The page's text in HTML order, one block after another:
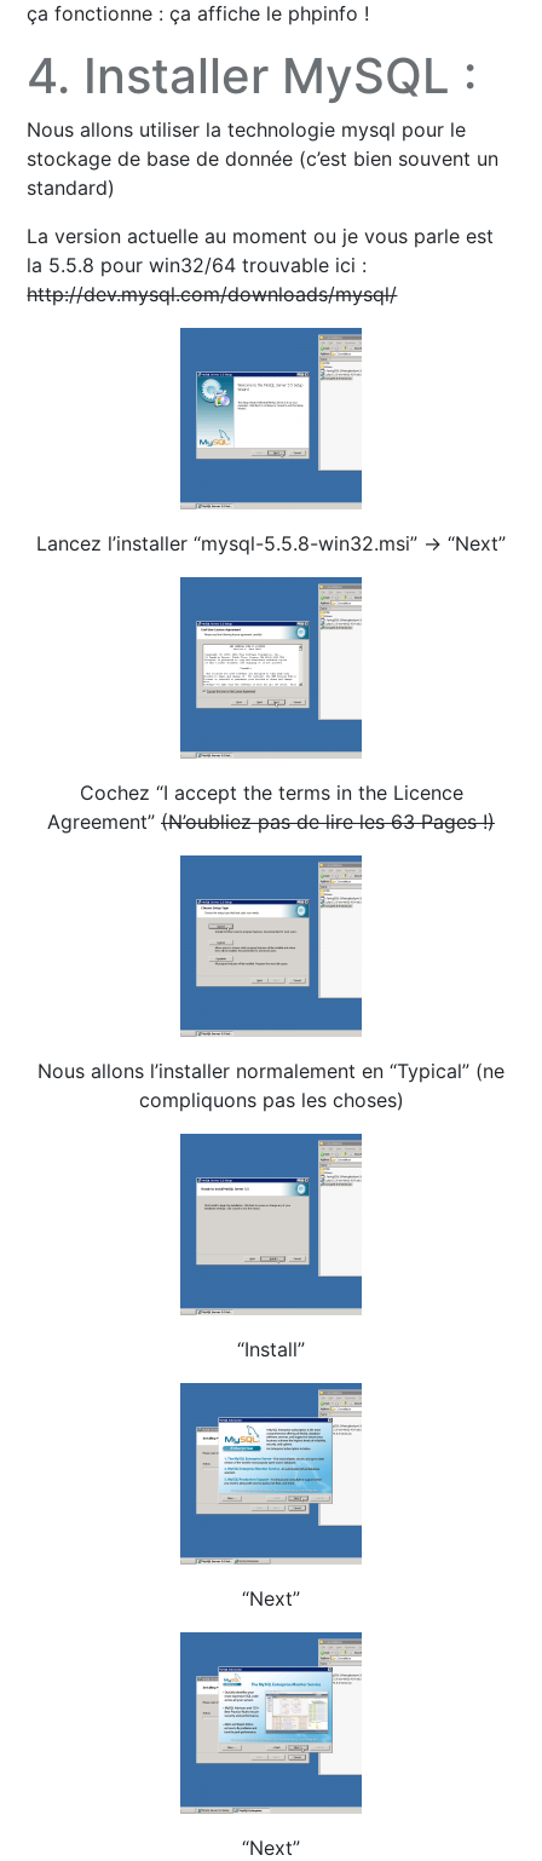
ça fonctionne : ça affiche le phpinfo !
4. Installer MySQL :
Nous allons utiliser la technologie mysql pour le
stockage de base de donnée (c’est bien souvent un
standard)
La version actuelle au moment ou je vous parle est
la 5.5.8 pour win32/64 trouvable ici :
http://dev.mysql.com/downloads/mysql/
Lancez l’installer “mysql-5.5.8-win32.msi” -> “Next”
Cochez “I accept the terms in the Licence
Agreement” (N’oubliez pas de lire les 63 Pages !)
Nous allons l’installer normalement en “Typical” (ne
compliquons pas les choses)
“Install”
“Next”
“Next”